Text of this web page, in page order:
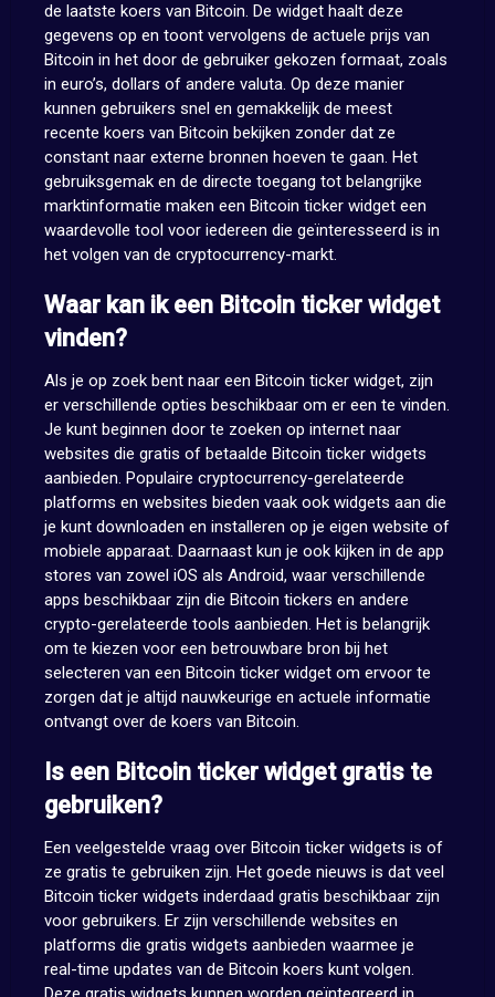
de laatste koers van Bitcoin. De widget haalt deze
gegevens op en toont vervolgens de actuele prijs van
Bitcoin in het door de gebruiker gekozen formaat, zoals
in euro’s, dollars of andere valuta. Op deze manier
kunnen gebruikers snel en gemakkelijk de meest
recente koers van Bitcoin bekijken zonder dat ze
constant naar externe bronnen hoeven te gaan. Het
gebruiksgemak en de directe toegang tot belangrijke
marktinformatie maken een Bitcoin ticker widget een
waardevolle tool voor iedereen die geïnteresseerd is in
het volgen van de cryptocurrency-markt.
Waar kan ik een Bitcoin ticker widget
vinden?
Als je op zoek bent naar een Bitcoin ticker widget, zijn
er verschillende opties beschikbaar om er een te vinden.
Je kunt beginnen door te zoeken op internet naar
websites die gratis of betaalde Bitcoin ticker widgets
aanbieden. Populaire cryptocurrency-gerelateerde
platforms en websites bieden vaak ook widgets aan die
je kunt downloaden en installeren op je eigen website of
mobiele apparaat. Daarnaast kun je ook kijken in de app
stores van zowel iOS als Android, waar verschillende
apps beschikbaar zijn die Bitcoin tickers en andere
crypto-gerelateerde tools aanbieden. Het is belangrijk
om te kiezen voor een betrouwbare bron bij het
selecteren van een Bitcoin ticker widget om ervoor te
zorgen dat je altijd nauwkeurige en actuele informatie
ontvangt over de koers van Bitcoin.
Is een Bitcoin ticker widget gratis te
gebruiken?
Een veelgestelde vraag over Bitcoin ticker widgets is of
ze gratis te gebruiken zijn. Het goede nieuws is dat veel
Bitcoin ticker widgets inderdaad gratis beschikbaar zijn
voor gebruikers. Er zijn verschillende websites en
platforms die gratis widgets aanbieden waarmee je
real-time updates van de Bitcoin koers kunt volgen.